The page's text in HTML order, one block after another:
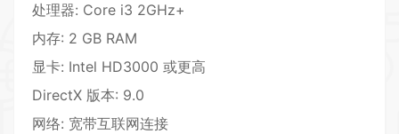
处理器: Core i3 2GHz+
内存: 2 GB RAM
显卡: Intel HD3000 或更高
DirectX 版本: 9.0
网络: 宽带互联网连接